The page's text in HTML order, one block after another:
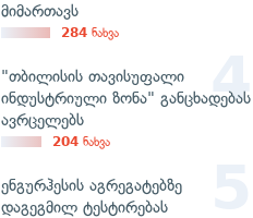
მიმართავს
284 ნახვა
"თბილისის თავისუფალი
ინდუსტრიული ზონა" განცხადებას
ავრცელებს
204 ნახვა
ენგურჰესის აგრეგატებზე
დაგეგმილ ტესტირებას